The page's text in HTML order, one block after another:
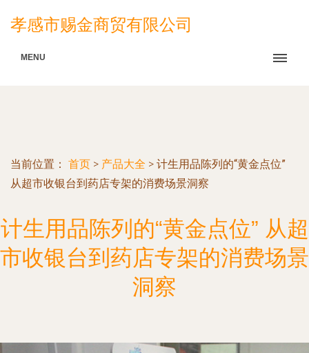
孝感市赐金商贸有限公司
MENU
当前位置： 首页 > 产品大全 > 计生用品陈列的“黄金点位”
从超市收银台到药店专架的消费场景洞察
计生用品陈列的“黄金点位” 从超
市收银台到药店专架的消费场景
洞察